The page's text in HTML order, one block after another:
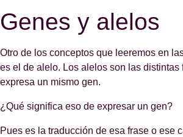
Genes y alelos
Otro de los conceptos que leeremos en
es el de alelo. Los alelos son las distintas
expresa un mismo gen.
¿Qué significa eso de expresar un gen?
Pues es la traducción de esa frase o ese